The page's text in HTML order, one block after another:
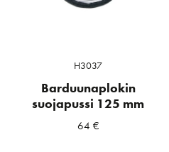
H3037
Barduunaplokin
suojapussi 125 mm
64 €